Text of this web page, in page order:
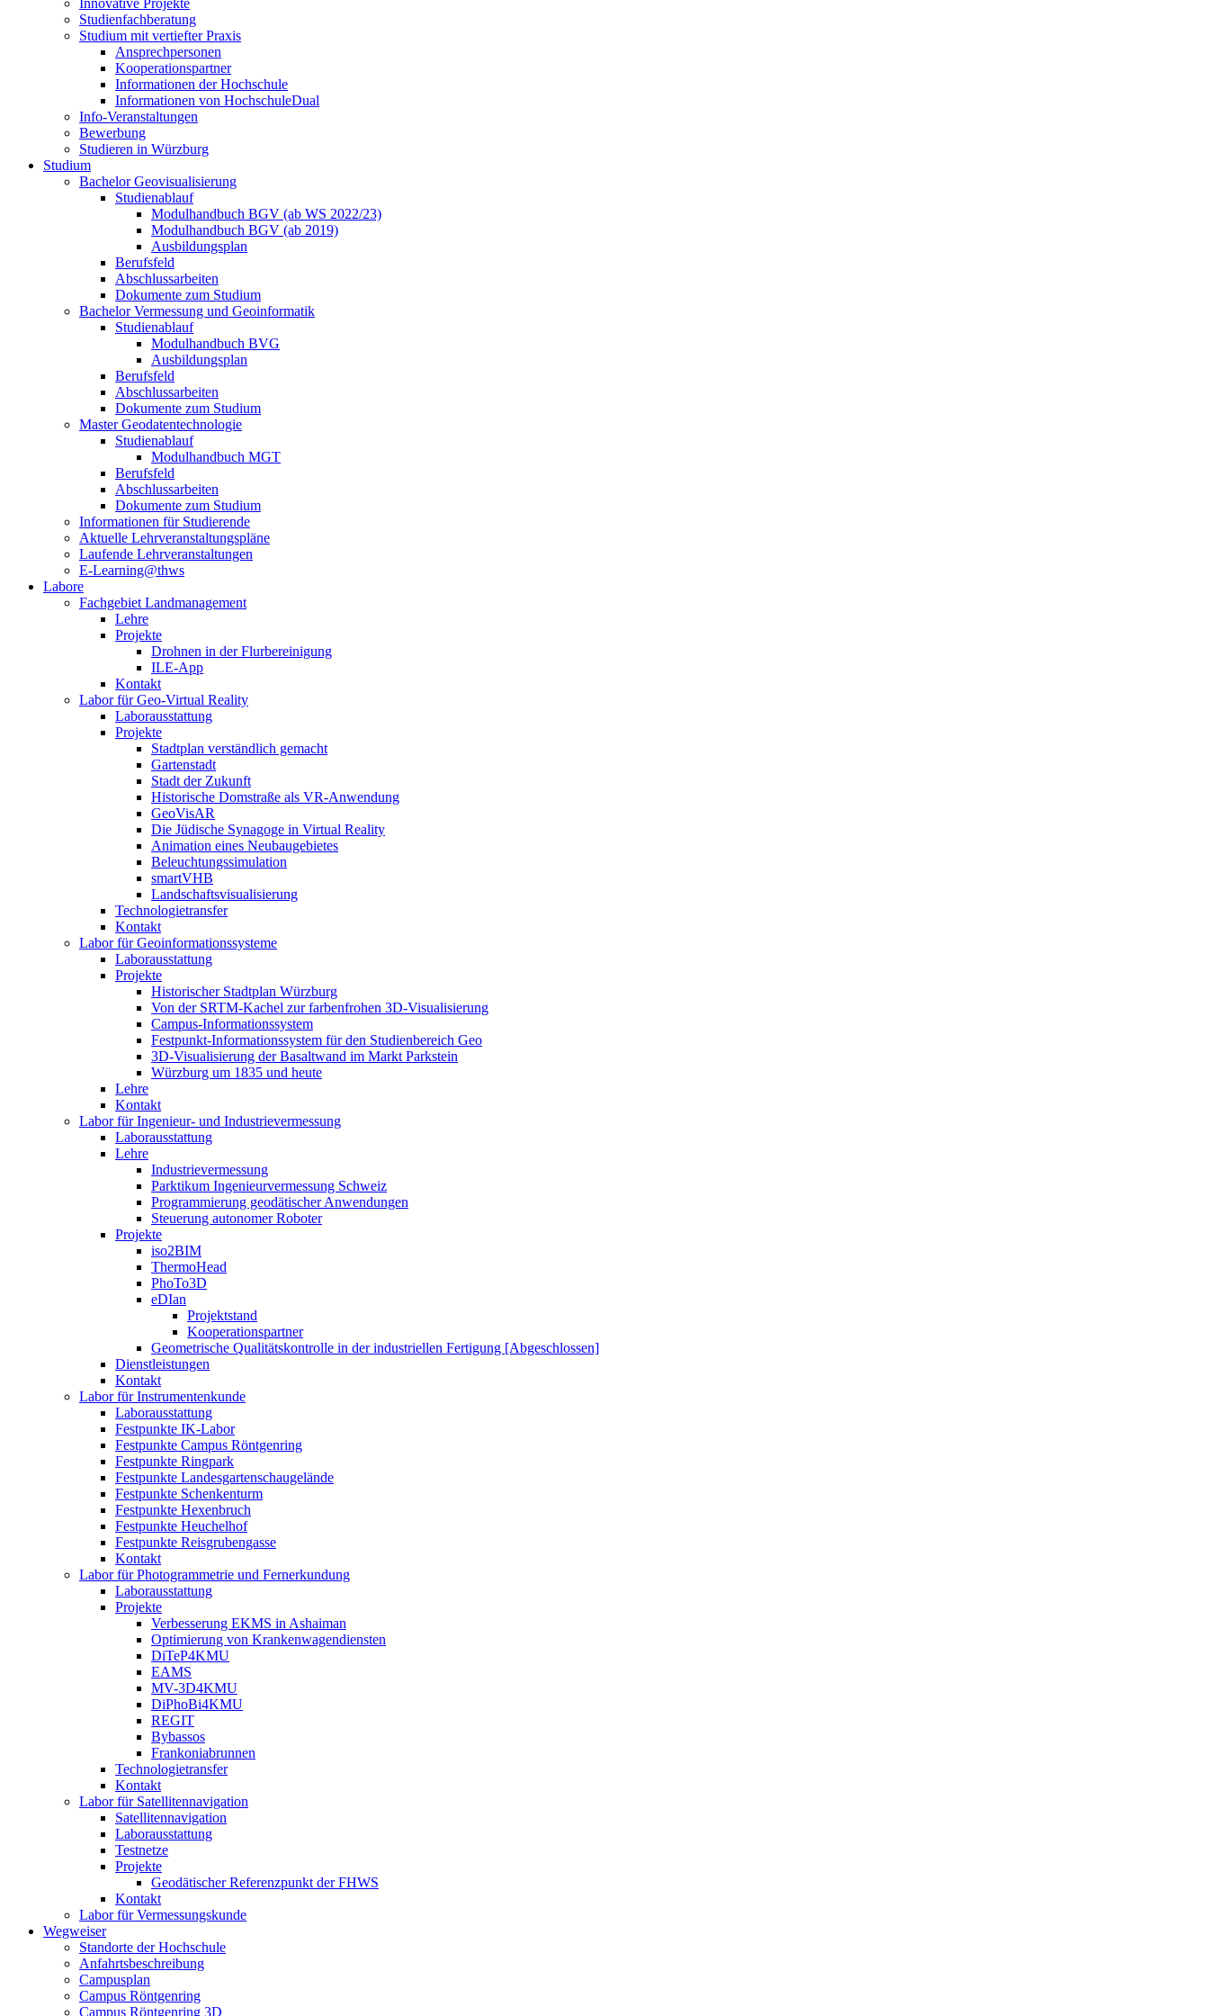
Innovative Projekte
Studienfachberatung
Studium mit vertiefter Praxis
Ansprechpersonen
Kooperationspartner
Informationen der Hochschule
Informationen von HochschuleDual
Info-Veranstaltungen
Bewerbung
Studieren in Würzburg
Studium
Bachelor Geovisualisierung
Studienablauf
Modulhandbuch BGV (ab WS 2022/23)
Modulhandbuch BGV (ab 2019)
Ausbildungsplan
Berufsfeld
Abschlussarbeiten
Dokumente zum Studium
Bachelor Vermessung und Geoinformatik
Studienablauf
Modulhandbuch BVG
Ausbildungsplan
Berufsfeld
Abschlussarbeiten
Dokumente zum Studium
Master Geodatentechnologie
Studienablauf
Modulhandbuch MGT
Berufsfeld
Abschlussarbeiten
Dokumente zum Studium
Informationen für Studierende
Aktuelle Lehrveranstaltungspläne
Laufende Lehrveranstaltungen
E-Learning@thws
Labore
Fachgebiet Landmanagement
Lehre
Projekte
Drohnen in der Flurbereinigung
ILE-App
Kontakt
Labor für Geo-Virtual Reality
Laborausstattung
Projekte
Stadtplan verständlich gemacht
Gartenstadt
Stadt der Zukunft
Historische Domstraße als VR-Anwendung
GeoVisAR
Die Jüdische Synagoge in Virtual Reality
Animation eines Neubaugebietes
Beleuchtungssimulation
smartVHB
Landschaftsvisualisierung
Technologietransfer
Kontakt
Labor für Geoinformationssysteme
Laborausstattung
Projekte
Historischer Stadtplan Würzburg
Von der SRTM-Kachel zur farbenfrohen 3D-Visualisierung
Campus-Informationssystem
Festpunkt-Informationssystem für den Studienbereich Geo
3D-Visualisierung der Basaltwand im Markt Parkstein
Würzburg um 1835 und heute
Lehre
Kontakt
Labor für Ingenieur- und Industrievermessung
Laborausstattung
Lehre
Industrievermessung
Parktikum Ingenieurvermessung Schweiz
Programmierung geodätischer Anwendungen
Steuerung autonomer Roboter
Projekte
iso2BIM
ThermoHead
PhoTo3D
eDIan
Projektstand
Kooperationspartner
Geometrische Qualitätskontrolle in der industriellen Fertigung [Abgeschlossen]
Dienstleistungen
Kontakt
Labor für Instrumentenkunde
Laborausstattung
Festpunkte IK-Labor
Festpunkte Campus Röntgenring
Festpunkte Ringpark
Festpunkte Landesgartenschaugelände
Festpunkte Schenkenturm
Festpunkte Hexenbruch
Festpunkte Heuchelhof
Festpunkte Reisgrubengasse
Kontakt
Labor für Photogrammetrie und Fernerkundung
Laborausstattung
Projekte
Verbesserung EKMS in Ashaiman
Optimierung von Krankenwagendiensten
DiTeP4KMU
EAMS
MV-3D4KMU
DiPhoBi4KMU
REGIT
Bybassos
Frankoniabrunnen
Technologietransfer
Kontakt
Labor für Satellitennavigation
Satellitennavigation
Laborausstattung
Testnetze
Projekte
Geodätischer Referenzpunkt der FHWS
Kontakt
Labor für Vermessungskunde
Wegweiser
Standorte der Hochschule
Anfahrtsbeschreibung
Campusplan
Campus Röntgenring
Campus Röntgenring 3D